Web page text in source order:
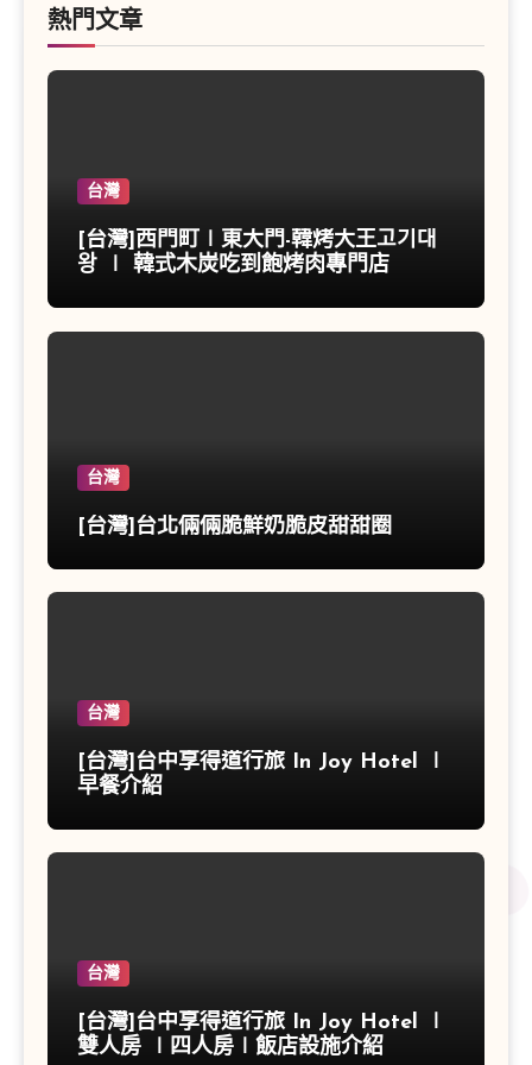
熱門文章
台灣
[台灣]西門町∣東大門-韓烤大王고기대
왕 ∣ 韓式木炭吃到飽烤肉專門店
台灣
[台灣]台北倆倆脆鮮奶脆皮甜甜圈
台灣
[台灣]台中享得道行旅 In Joy Hotel ∣
早餐介紹
台灣
[台灣]台中享得道行旅 In Joy Hotel ∣
雙人房 ∣四人房∣飯店設施介紹